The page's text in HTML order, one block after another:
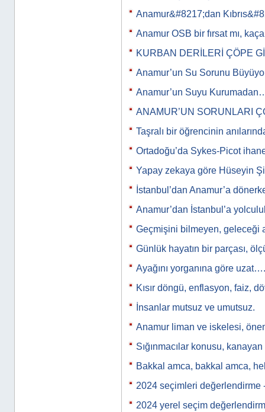
Anamur&#8217;dan
Anamur OSB bir fırsat mı,
KURBAN DERİLERİ ÇÖPE
Anamur’un Su Sorunu
Anamur’un Suyu
ANAMUR’UN SORUNLARI
Taşralı bir öğrencinin
Ortadoğu’da Sykes-Picot
Yapay zekaya göre Hüseyin
İstanbul’dan Anamur’a
Anamur’dan İstanbul’a
Geçmişini bilmeyen, geleceği
Günlük hayatın bir parçası,
Ayağını yorganına göre uzat….
Kısır döngü, enflasyon, faiz,
İnsanlar mutsuz ve umutsuz.
Anamur liman ve iskelesi,
Sığınmacılar konusu, kanayan
Bakkal amca, bakkal amca,
2024 seçimleri değerlendirme
2024 yerel seçim